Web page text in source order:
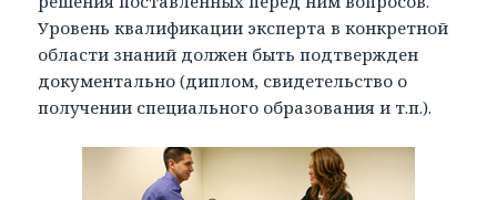
Уровень квалификации эксперта в конкретной
области знаний должен быть подтвержден
документально (диплом, свидетельство о
получении специального образования и т.п.).